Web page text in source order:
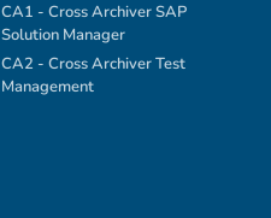
CA1 - Cross Archiver SAP
Solution Manager
CA2 - Cross Archiver Test
Management